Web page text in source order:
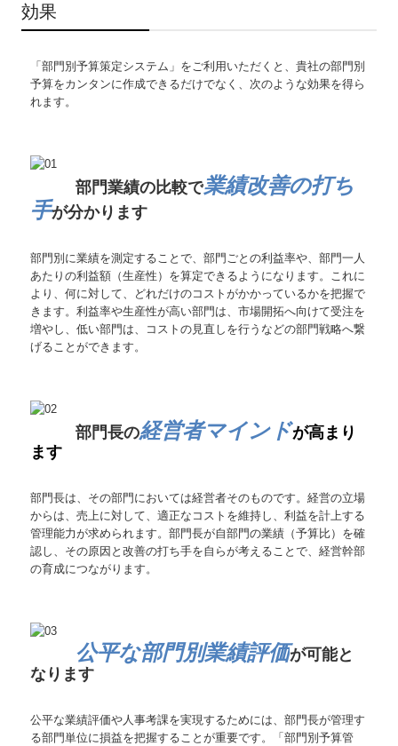
効果
「部門別予算策定システム」をご利用いただくと、貴社の部門別
予算をカンタンに作成できるだけでなく、次のような効果を得ら
れます。
部門業績の比較で業績改善の打ち
手が分かります
部門別に業績を測定することで、部門ごとの利益率や、部門一人
あたりの利益額（生産性）を算定できるようになります。これに
より、何に対して、どれだけのコストがかかっているかを把握で
きます。利益率や生産性が高い部門は、市場開拓へ向けて受注を
増やし、低い部門は、コストの見直しを行うなどの部門戦略へ繋
げることができます。
部門長の経営者マインドが高まり
ます
部門長は、その部門においては経営者そのものです。経営の立場
からは、売上に対して、適正なコストを維持し、利益を計上する
管理能力が求められます。部門長が自部門の業績（予算比）を確
認し、その原因と改善の打ち手を自らが考えることで、経営幹部
の育成につながります。
公平な部門別業績評価が可能と
なります
公平な業績評価や人事考課を実現するためには、部門長が管理す
る部門単位に損益を把握することが重要です。「部門別予算管